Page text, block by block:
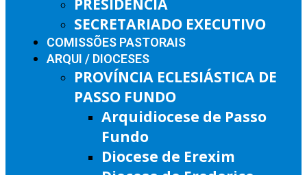
SECRETARIADO EXECUTIVO
COMISSÕES PASTORAIS
ARQUI / DIOCESES
PROVÍNCIA ECLESIÁSTICA DE
PASSO FUNDO
Arquidiocese de Passo
Fundo
Diocese de Erexim